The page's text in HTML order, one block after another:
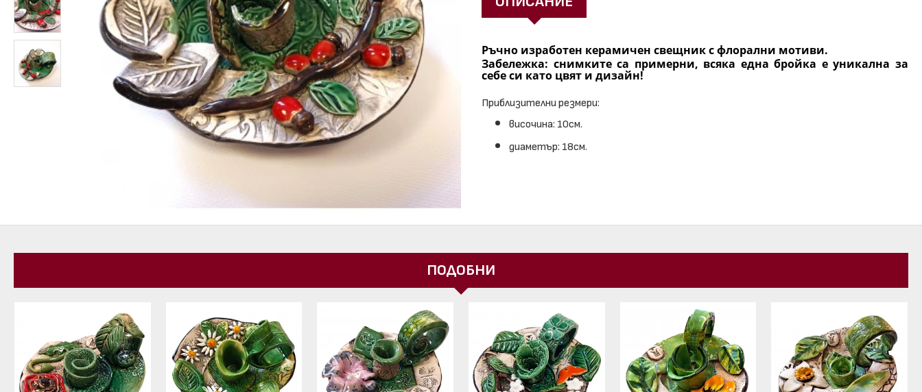
Ръчно изработен керамичен свещник с флорални мотиви.
Забележка: снимките са примерни, всяка една бройка е уникална за
себе си като цвят и дизайн!
Приблизителни резмери:
височина: 10см.
диаметър: 18см.
ПОДОБНИ